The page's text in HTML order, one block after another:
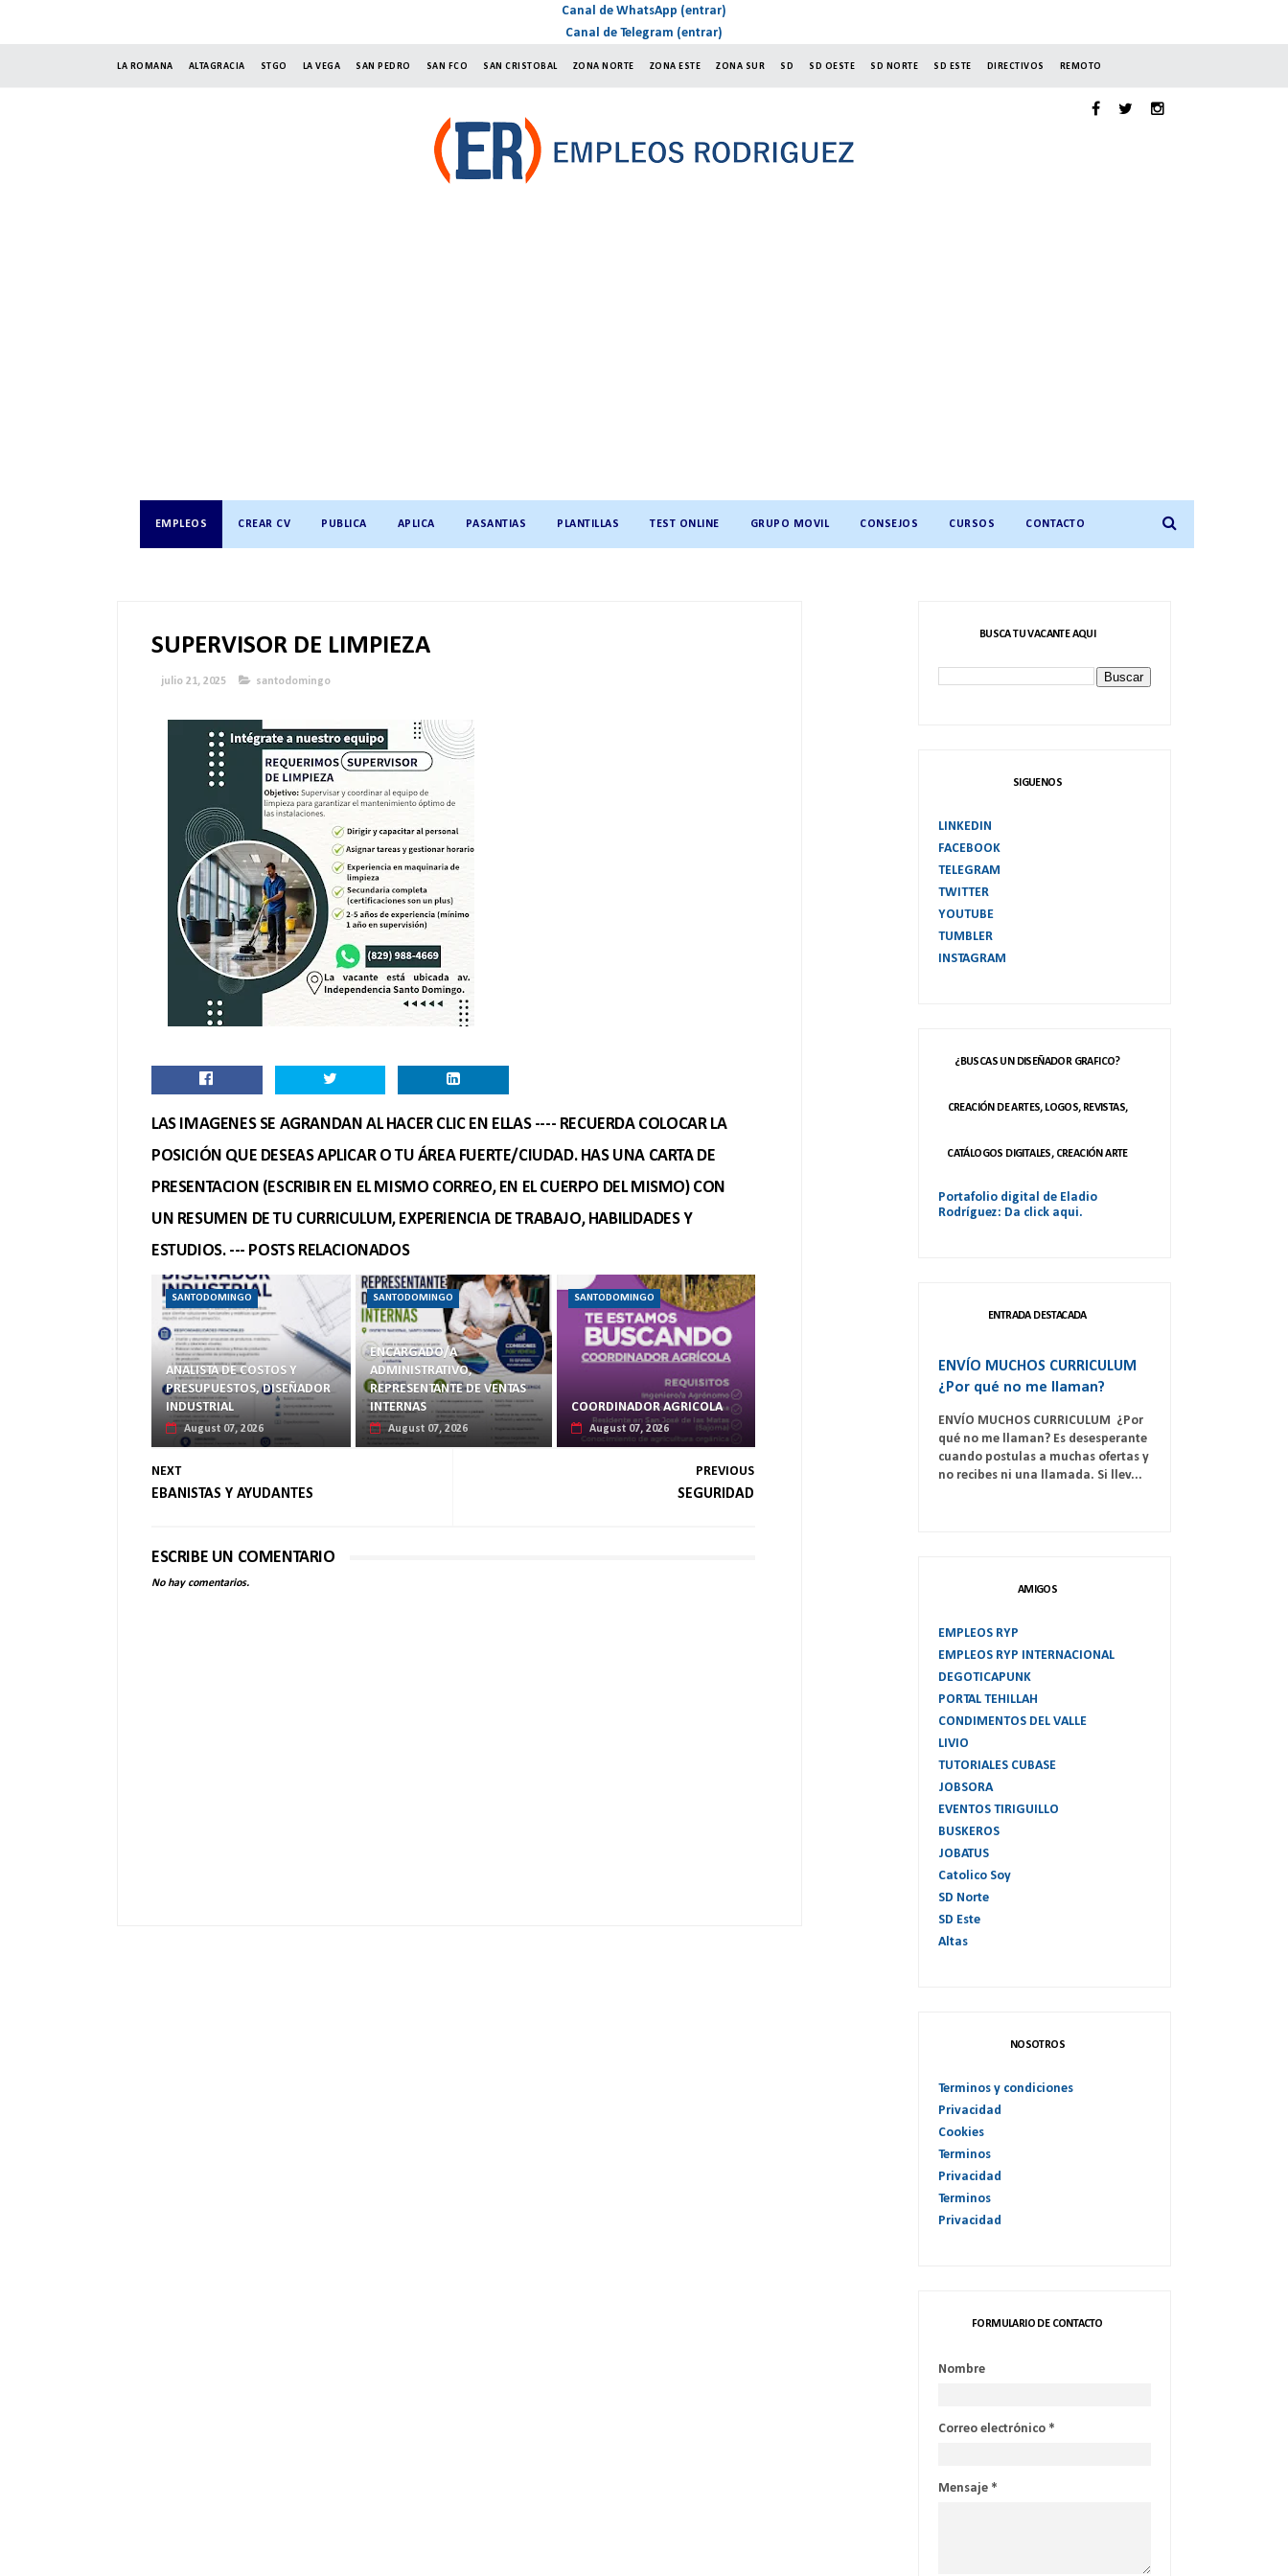
Canal de WhatsApp (entrar)
Canal de Telegram (entrar)
LA ROMANA ALTAGRACIA STGO LA VEGA SAN PEDRO SAN FCO SAN CRISTOBAL ZONA NORTE ZONA ESTE ZONA SUR SD SD OESTE SD NORTE SD ESTE DIRECTIVOS REMOTO
EMPLEOS CREAR CV PUBLICA APLICA PASANTIAS PLANTILLAS TEST ONLINE GRUPO MOVIL CONSEJOS CURSOS CONTACTO
SUPERVISOR DE LIMPIEZA
julio 21, 2025 santodomingo
LAS IMAGENES SE AGRANDAN AL HACER CLIC EN ELLAS ---- RECUERDA COLOCAR LA
POSICIÓN QUE DESEAS APLICAR O TU ÁREA FUERTE/CIUDAD. HAS UNA CARTA DE
PRESENTACION (ESCRIBIR EN EL MISMO CORREO, EN EL CUERPO DEL MISMO) CON
UN RESUMEN DE TU CURRICULUM, EXPERIENCIA DE TRABAJO, HABILIDADES Y
ESTUDIOS. --- POSTS RELACIONADOS
SANTODOMINGO
ANALISTA DE COSTOS Y
PRESUPUESTOS, DISEÑADOR
INDUSTRIAL
August 07, 2026
SANTODOMINGO
ENCARGADO/A
ADMINISTRATIVO,
REPRESENTANTE DE VENTAS
INTERNAS
August 07, 2026
SANTODOMINGO
COORDINADOR AGRICOLA
August 07, 2026
NEXT
EBANISTAS Y AYUDANTES
PREVIOUS
SEGURIDAD
ESCRIBE UN COMENTARIO
No hay comentarios.
BUSCA TU VACANTE AQUI
SIGUENOS
LINKEDIN
FACEBOOK
TELEGRAM
TWITTER
YOUTUBE
TUMBLER
INSTAGRAM
¿BUSCAS UN DISEÑADOR GRAFICO?
CREACIÓN DE ARTES, LOGOS, REVISTAS,
CATÁLOGOS DIGITALES, CREACIÓN ARTE
Portafolio digital de Eladio
Rodríguez: Da click aqui.
ENTRADA DESTACADA
ENVÍO MUCHOS CURRICULUM
¿Por qué no me llaman?
ENVÍO MUCHOS CURRICULUM ¿Por
qué no me llaman? Es desesperante
cuando postulas a muchas ofertas y
no recibes ni una llamada. Si llev...
AMIGOS
EMPLEOS RYP
EMPLEOS RYP INTERNACIONAL
DEGOTICAPUNK
PORTAL TEHILLAH
CONDIMENTOS DEL VALLE
LIVIO
TUTORIALES CUBASE
JOBSORA
EVENTOS TIRIGUILLO
BUSKEROS
JOBATUS
Catolico Soy
SD Norte
SD Este
Altas
NOSOTROS
Terminos y condiciones
Privacidad
Cookies
Terminos
Privacidad
Terminos
Privacidad
FORMULARIO DE CONTACTO
Nombre
Correo electrónico *
Mensaje *